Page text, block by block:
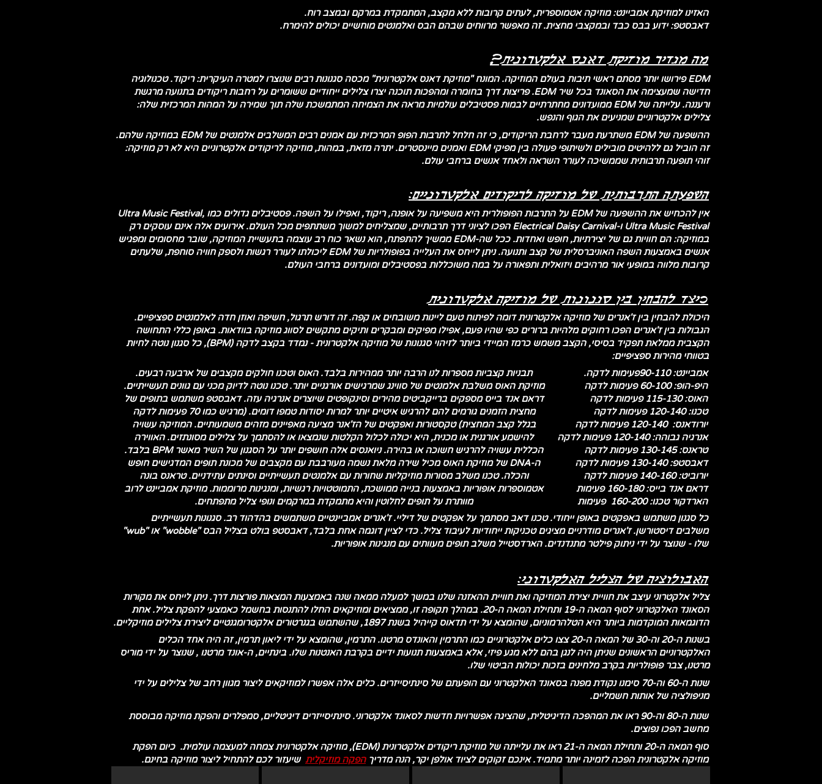
האזינו למוזיקת אמביינט: מוזיקה אטמוספרית, לעתים קרובות ללא מקצב, המתמקדת במרקם ובמצב רוח.
דאבסטפ: ידוע בבס כבד ובמקצבי מחצית. זה מאפשר מרווחים שבהם הבס ואלמנטים מוחשיים יכולים להימרח.
מה מגדיר מוזיקת ​​דאנס אלקטרונית?
EDM פירושו יותר מסתם ראשי תיבות בעולם המוזיקה. המונח "מוזיקת ​​דאנס אלקטרונית" מכסה סגנונות רבים שנוצרו למטרה העיקרית: ריקוד. טכנולוגיה
חדישה שמעצימה את הסאונד בכל שיר EDM. פריצות דרך בחומרה ומהפכות תוכנה יצרו צלילים ייחודיים ששומרים על רחבות ריקודים בתנועה מרגשת
ורעננה. עלייתה של EDM ממועדונים מחתרתיים לבמות פסטיבלים עולמיות מראה את הצמיחה המתמשכת שלה תוך שמירה על המהות המרכזית שלה:
צלילים אלקטרוניים שמניעים את הגוף והנפש.
ההשפעה של EDM משתרעת מעבר לרחבת הריקודים, כי זה חלחל לתרבות הפופ המרכזית עם אמנים רבים המשלבים אלמנטים של EDM במוזיקה שלהם.
זה הוביל גם ללהיטים מובילים ולשיתופי פעולה בין מפיקי EDM ואמנים מיינסטרים. יתרה מזאת, במהות, מוזיקה לריקודים אלקטרוניים היא לא רק מוזיקה:
זוהי תופעה תרבותית שממשיכה לעורר השראה ולאחד אנשים ברחבי עולם.
השפעתה התרבותית של מוזיקה לריקודים אלקטרוניים:
אין להכחיש את ההשפעה של EDM על התרבות הפופולרית היא משפיעה על אופנה, ריקוד, ואפילו על השפה. פסטיבלים גדולים כמו Ultra Music Festival,
Ultra Music Festival ו-Electrical Daisy Carnival הפכו לציוני דרך תרבותיים, שמצליחים למשוך משתתפים מכל העולם. אירועים אלה אינם עוסקים רק
במוזיקה: הם חוויות גם של יצירתיות, חופש ואחדות. ככל שה-EDM ממשיך להתפתח, הוא נשאר כוח רב עוצמה בתעשיית המוזיקה, שובר מחסומים ומפגיש
אנשים באמצעות השפה האוניברסלית של קצב ותנועה. ניתן לייחס את העלייה בפופולריות של EDM ליכולתו לעורר רגשות ולספק חוויה סוחפת, שלעתים
קרובות מלווה במופעי אור מרהיבים ויזואלית ותפאורה על במה משוכללות בפסטיבלים ומועדונים ברחבי העולם.
כיצד להבחין בין סגנונות של מוזיקה אלקטרונית
היכולת להבחין בין ז'אנרים של מוזיקה אלקטרונית דומה לפיתוח טעם ליינות משובחים או קפה. זה דורש תרגול, חשיפה ואוזן חדה לאלמנטים ספציפיים.
הגבולות בין ז'אנרים הפכו רחוקים מלהיות ברורים כפי שהיו פעם, אפילו מפיקים ומבקרים ותיקים מתקשים לסווג מוזיקה בוודאות. באופן כללי התחושה
הקצבית ממלאת תפקיד בסיסי, הקצב משמש כרמז המיידי ביותר לזיהוי סגנונות של מוזיקה אלקטרונית - נמדד בקצב לדקה (BPM), כל סגנון נוטה לחיות
בטווחי מהירות ספציפיים:
תבניות קצביות מספרות לנו הרבה יותר ממהירות בלבד. האוס וטכנו חולקים מקצבים של ארבעה רבעים.
מוזיקת ​​האוס משלבת אלמנטים של סווינג שמרגישים אורגניים יותר. טכנו נוטה לדיוק מכני עם גוונים תעשייתיים.
דראם אנד בייס מספקים ברייקביטים מהירים וסינקופטים שיוצרים אנרגיה עזה. דאבסטפ משתמש בתופים של
מחצית הזמנים גורמים להם להרגיש איטיים יותר למרות יסודות טמפו דומים. (מרגיש כמו 70 פעימות לדקה
בגלל קצב המחצית) טקסטורות ואפקטים של הז'אנר מציעה מאפיינים מזהים משמעותיים. המוזיקה עשויה
להישמע אורגנית או מכנית, היא יכולה לכלול הקלטות שנמצאו או להסתמך על צלילים מסונתזים. האווירה
הכללית עשויה להרגיש חשוכה או בהירה. ניואנסים אלה חושפים יותר על הסגנון של השיר מאשר BPM בלבד.
ה-DNA של מוזיקת ​​האוס מכיל שירה מלאת נשמה מעורבבת עם מקצבים של מכונת תופים המדגישים חופש
והכלה. טכנו משלב מסורות מוזיקליות שחורות עם אלמנטים תעשייתיים וסינתים עתידניים. טראנס בונה
אטמוספרות אופוריות באמצעות בנייה ממושכת, התמוטטויות רגשיות, ומנגינות מרוממות. מוזיקת ​​אמביינט לרוב
מוותרת על תופים לחלוטין והיא מתמקדת במרקמים ונופי צליל מתפתחים.
אמביינט: 90-110פעימות לדקה.
היפ-הופ: 60-100 פעימות לדקה
האוס: 115-130 פעימות לדקה
טכנו: 120-140 פעימות לדקה
יורודאנס: 120-140 פעימות לדקה
אנרגיה גבוהה: 120-140 פעימות לדקה
טראנס: 130-145 פעימות לדקה
דאבסטפ: 130-140 פעימות לדקה
יורוביט: 140-160 פעימות לדקה
דראם אנד בייס: 160-180 פעימות
הארדקור טכנו: 160-200 פעימות
כל סגנון משתמש באפקטים באופן ייחודי. טכנו דאב מסתמך על אפקטים של דיליי. ז'אנרים אמביינטיים משתמשים בהדהוד רב. סגנונות תעשייתיים
משלבים דיסטורשן. ז'אנרים מודרניים מציגים טכניקות ייחודיות לעיבוד צליל. כדי לציין דוגמה אחת בלבד, דאבסטפ בולט בצליל הבס "wobble" או "wub"
שלו - שנוצר על ידי ניתוק פילטר מתנדנדים. הארדסטייל משלב תופים מעוותים עם מנגינות אופוריות.
האבולוציה של הצליל האלקטרוני:
צליל אלקטרוני עיצב את חוויית יצירת המוזיקה ואת חוויית ההאזנה שלנו במשך למעלה ממאה שנה באמצעות המצאות פורצות דרך. ניתן לייחס את מקורות
הסאונד האלקטרוני לסוף המאה ה-19 ותחילת המאה ה-20. במהלך תקופה זו, ממציאים ומוזיקאים החלו להתנסות בחשמל כאמצעי להפקת צליל. אחת
הדוגמאות המוקדמות ביותר היא הטלהרמוניום, שהומצא על ידי תדאוס קייהיל בשנת 1897, שהשתמש בגנרטורים אלקטרומגנטיים ליצירת צלילים מוזיקליים.
בשנות ה-20 וה-30 של המאה ה-20 צצו כלים אלקטרוניים כמו התרמין והאונדס מרטנו. התרמין, שהומצא על ידי ליאון תרמין, זה היה אחד הכלים
האלקטרוניים הראשונים שניתן היה לנגן בהם ללא מגע פיזי, אלא באמצעות תנועות ידיים בקרבת האנטנות שלו. בינתיים, ה-אונד מרטנו , שנוצר על ידי מוריס
מרטנו, צבר פופולריות בקרב מלחינים בזכות יכולות הביטוי שלו.
שנות ה-60 וה-70 סימנו נקודת מפנה בסאונד האלקטרוני עם הופעתם של סינתיסייזרים. כלים אלה אפשרו למוזיקאים ליצור מגוון רחב של צלילים על ידי
מניפולציה של אותות חשמליים.
שנות ה-80 וה-90 ראו את המהפכה הדיגיטלית, שהציגה אפשרויות חדשות לסאונד אלקטרוני. סינתיסייזרים דיגיטליים, סמפלרים והפקת מוזיקה מבוססת
מחשב הפכו נפוצים.
סוף המאה ה-20 ותחילת המאה ה-21 ראו את עלייתה של מוזיקת ​​ריקודים אלקטרונית (EDM), מוזיקה אלקטרונית צמחה למעצמה עולמית. כיום הפקת
מוזיקה אלקטרונית הפכה לזמינה יותר מתמיד. אינכם זקוקים לציוד אולפן יקר, הנה מדריךהפקה מוזיקלית שיעזור לכם להתחיל ליצור מוזיקה בחינם.